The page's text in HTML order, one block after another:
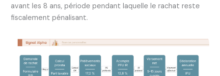
avant les 8 ans, période pendant laquelle le rachat reste
fiscalement pénalisant.